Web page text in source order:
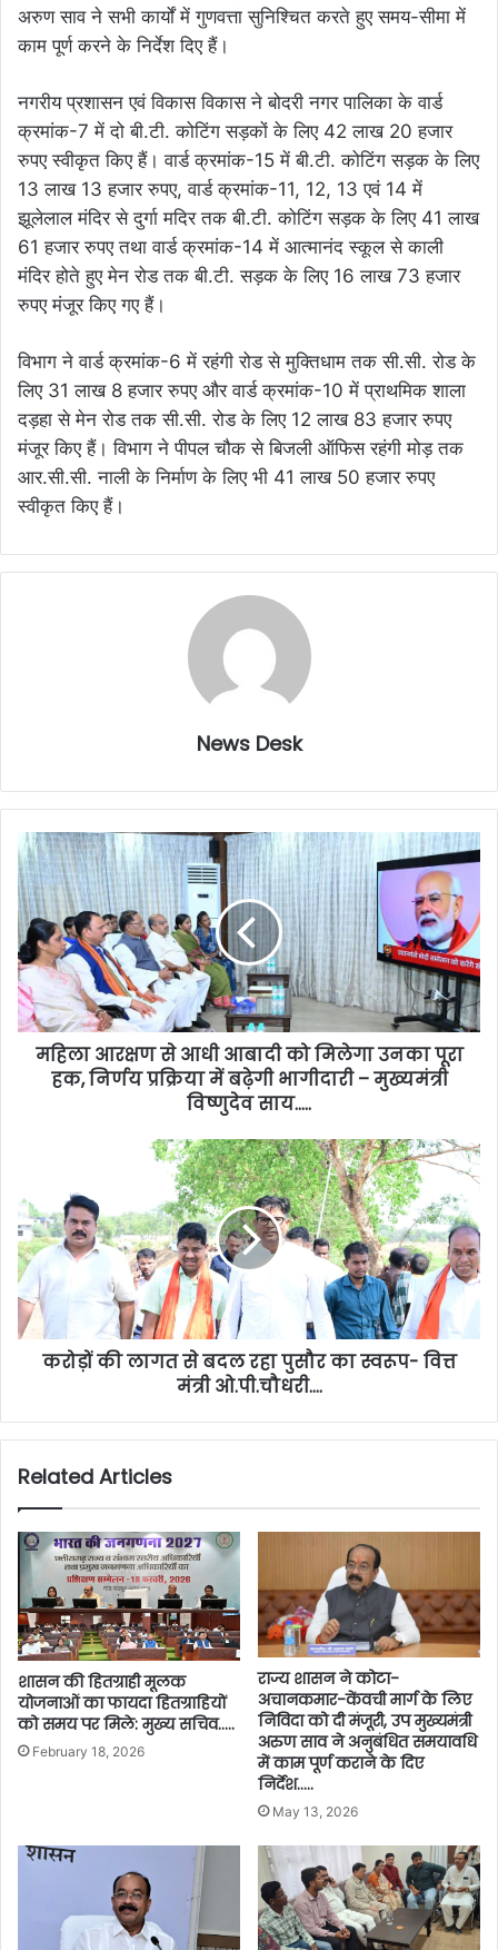
अरुण साव ने सभी कार्यों में गुणवत्ता सुनिश्चित करते हुए समय-सीमा में
काम पूर्ण करने के निर्देश दिए हैं।
नगरीय प्रशासन एवं विकास विकास ने बोदरी नगर पालिका के वार्ड
क्रमांक-7 में दो बी.टी. कोटिंग सड़कों के लिए 42 लाख 20 हजार
रुपए स्वीकृत किए हैं। वार्ड क्रमांक-15 में बी.टी. कोटिंग सड़क के लिए
13 लाख 13 हजार रुपए, वार्ड क्रमांक-11, 12, 13 एवं 14 में
झूलेलाल मंदिर से दुर्गा मदिर तक बी.टी. कोटिंग सड़क के लिए 41 लाख
61 हजार रुपए तथा वार्ड क्रमांक-14 में आत्मानंद स्कूल से काली
मंदिर होते हुए मेन रोड तक बी.टी. सड़क के लिए 16 लाख 73 हजार
रुपए मंजूर किए गए हैं।
विभाग ने वार्ड क्रमांक-6 में रहंगी रोड से मुक्तिधाम तक सी.सी. रोड के
लिए 31 लाख 8 हजार रुपए और वार्ड क्रमांक-10 में प्राथमिक शाला
दड़हा से मेन रोड तक सी.सी. रोड के लिए 12 लाख 83 हजार रुपए
मंजूर किए हैं। विभाग ने पीपल चौक से बिजली ऑफिस रहंगी मोड़ तक
आर.सी.सी. नाली के निर्माण के लिए भी 41 लाख 50 हजार रुपए
स्वीकृत किए हैं।
News Desk
महिला आरक्षण से आधी आबादी को मिलेगा उनका पूरा
हक, निर्णय प्रक्रिया में बढ़ेगी भागीदारी – मुख्यमंत्री
विष्णुदेव साय…..
करोड़ों की लागत से बदल रहा पुसौर का स्वरूप- वित्त
मंत्री ओ.पी.चौधरी….
Related Articles
शासन की हितग्राही मूलक
योजनाओं का फायदा हितग्राहियों
को समय पर मिले: मुख्य सचिव…..
February 18, 2026
राज्य शासन ने कोटा-
अचानकमार-केंवची मार्ग के लिए
निविदा को दी मंजूरी, उप मुख्यमंत्री
अरुण साव ने अनुबंधित समयावधि
में काम पूर्ण कराने के दिए
निर्देश…..
May 13, 2026